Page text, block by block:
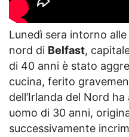
Lunedì sera intorno
nord di Belfast,
di 40 anni è stato
cucina, ferito
dell’Irlanda del Nord
uomo di 30 anni,
successivamente